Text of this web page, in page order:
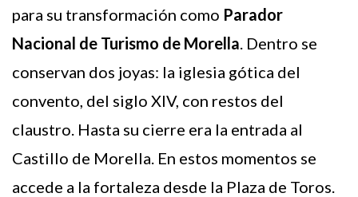
para su transformación como Parador
Nacional de Turismo de Morella . Dentro se
conservan dos joyas: la iglesia gótica del
convento, del siglo XIV, con restos del
claustro. Hasta su cierre era la entrada al
Castillo de Morella. En estos momentos se
accede a la fortaleza desde la Plaza de Toros.